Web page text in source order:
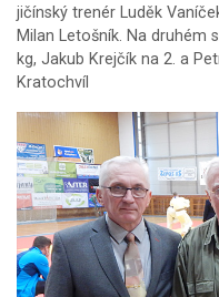
jičínský trenér Luděk
Milan Letošník. Na druhém
kg, Jakub Krejčík na 2. a
Kratochvíl